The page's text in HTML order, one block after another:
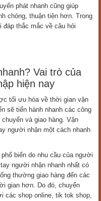
phát nhanh cũng giúp
chóng, thuận tiện hơn. Trong
đáp thắc mắc về câu hỏi
Vai trò của
hiện nay
tối ưu hóa về thời gian vận
sẽ tiến hành nhanh các công
và giao hàng. Vận
người nhận một cách nhanh
biến do nhu cầu của người
người nhận nhanh nhất có
thường giao hàng đến các
gian hơn. Do đó, chuyển
các shop online, tik tok shop,